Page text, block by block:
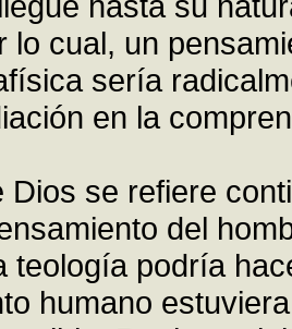
lo cual, un
sería
en la
Dios se refiere
del
teología podría
humano